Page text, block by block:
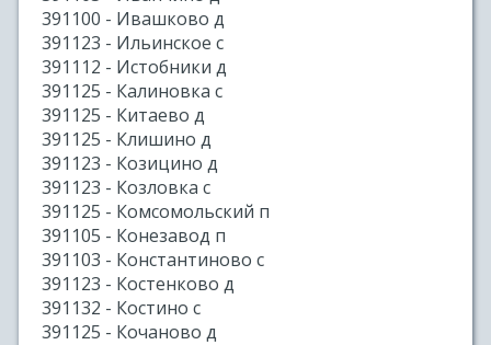
391100 - Ивашково д
391123 - Ильинское с
391112 - Истобники д
391125 - Калиновка с
391125 - Китаево д
391125 - Клишино д
391123 - Козицино д
391123 - Козловка с
391125 - Комсомольский п
391105 - Конезавод п
391103 - Константиново с
391123 - Костенково д
391132 - Костино с
391125 - Кочаново д